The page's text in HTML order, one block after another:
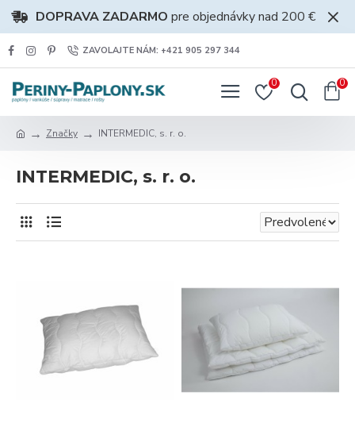
DOPRAVA ZADARMO pre objednávky nad 200 €
ZAVOLAJTE NÁM: +421 905 297 344
0 0
Značky INTERMEDIC, s. r. o.
INTERMEDIC, s. r. o.